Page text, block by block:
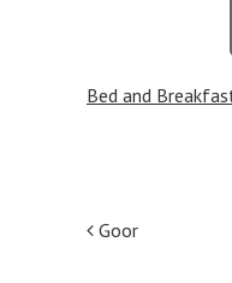
Bed and
Post
Goor